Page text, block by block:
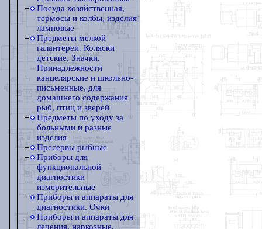
Посуда хозяйственная,
термосы и колбы, изделия
ламповые
Предметы мелкой
галантереи. Коляски
детские. Значки.
Принадлежности
канцелярские и школьно-
письменные, для
домашнего содержания
рыб, птиц и зверей
Предметы по уходу за
больными и разные
изделия
Пресервы рыбные
Приборы для
функциональной
диагностики
измерительные
Приборы и аппараты для
диагностики. Очки
Приборы и аппараты для
лечения, наркозные.